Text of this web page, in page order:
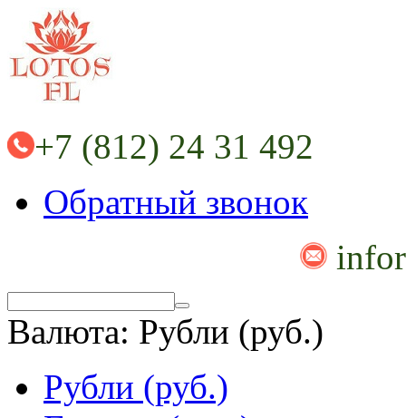
+7 (812) 24 31 492
Обратный звонок
Валюта: Рубли (руб.)
Рубли (руб.)